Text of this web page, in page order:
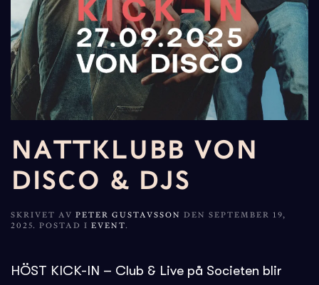
NATTKLUBB VON
DISCO & DJS
SKRIVET AV PETER GUSTAVSSON DEN SEPTEMBER 19,
2025. POSTAD I EVENT.
HÖST KICK-IN – Club & Live på Societen blir